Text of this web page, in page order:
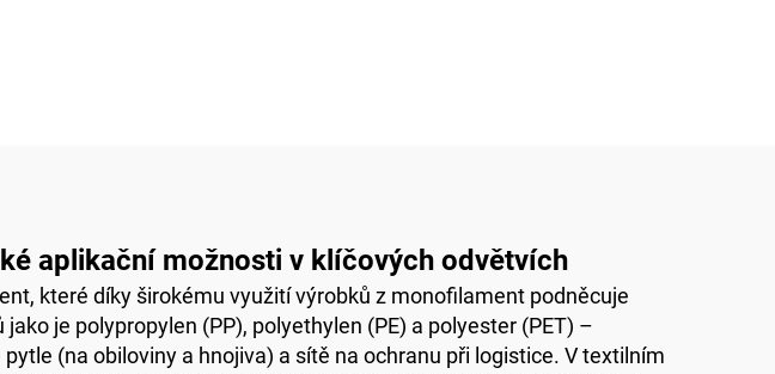
aplikační možnosti v klíčových odvětvích
které díky širokému využití výrobků z monofilament podněcuje
je polypropylen (PP), polyethylen (PE) a polyester (PET) –
(na obiloviny a hnojiva) a sítě na ochranu při logistice. V textilním